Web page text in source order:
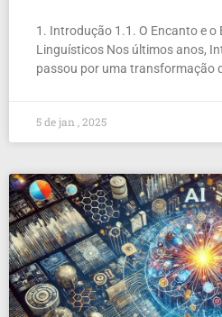
1. Introdução 1.1. O Encanto e
Linguísticos Nos últimos anos,
passou por uma transformação
5 de jan , 2025